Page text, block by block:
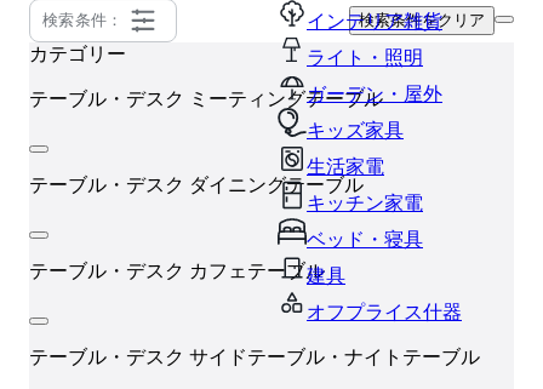
インテリア雑貨
ライト・照明
ガーデン・屋外
キッズ家具
生活家電
キッチン家電
ベッド・寝具
建具
オフプライス什器
検索条件： 検索条件をクリア
カテゴリー
テーブル・デスク ミーティングテーブル
テーブル・デスク ダイニングテーブル
テーブル・デスク カフェテーブル
テーブル・デスク サイドテーブル・ナイトテーブル